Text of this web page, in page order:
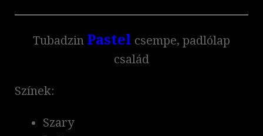
Tubadzin Pastel csempe, padlólap
család
Színek:
Szary